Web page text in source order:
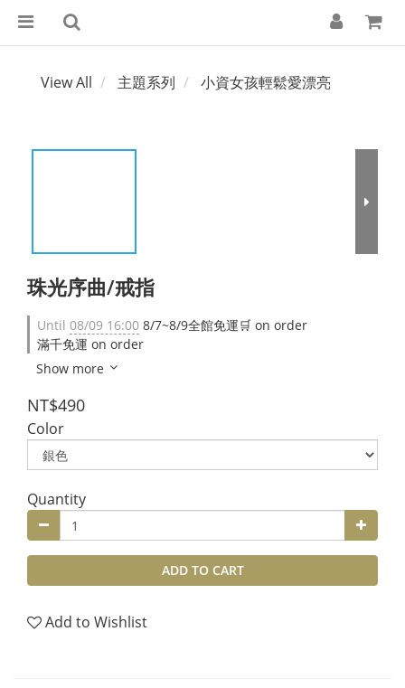
View All 主題系列 小資女孩輕鬆愛漂亮
珠光序曲/戒指
Until 08/09 16:00 8/7~8/9全館免運🛒 on order
滿千免運 on order
Show more
NT$490
Color
Quantity
ADD TO CART
Add to Wishlist